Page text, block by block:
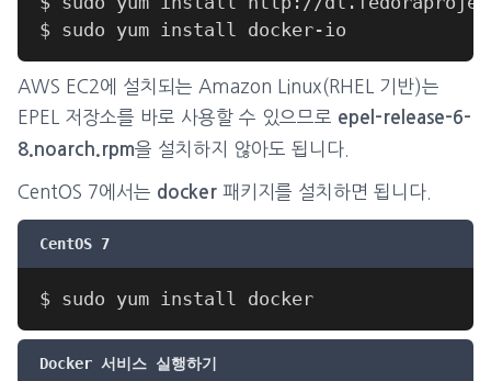
AWS EC2에 설치되는 Amazon Linux(RHEL 기반)는
EPEL 저장소를 바로 사용할 수 있으므로 epel-release-6-
8.noarch.rpm을 설치하지 않아도 됩니다.
CentOS 7에서는 docker 패키지를 설치하면 됩니다.
CentOS 7
Docker 서비스 실행하기